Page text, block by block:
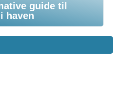
guide til
haven